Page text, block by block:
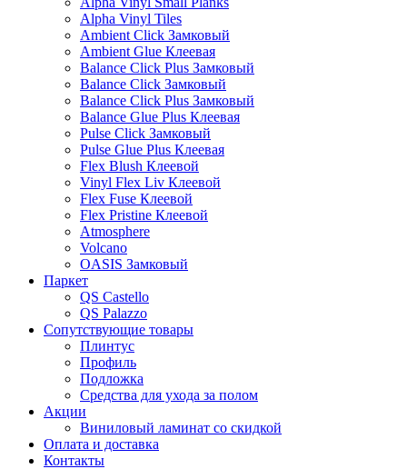
Alpha Vinyl Tiles
Ambient Click Замковый
Ambient Glue Клеевая
Balance Click Plus Замковый
Balance Click Замковый
Balance Click Plus Замковый
Balance Glue Plus Клеевая
Pulse Click Замковый
Pulse Glue Plus Клеевая
Flex Blush Клеевой
Vinyl Flex Liv Клеевой
Flex Fuse Клеевой
Flex Pristine Клеевой
Atmosphere
Volcano
OASIS Замковый
Паркет
QS Castello
QS Palazzo
Сопутствующие товары
Плинтус
Профиль
Подложка
Средства для ухода за полом
Акции
Виниловый ламинат со скидкой
Оплата и доставка
Контакты